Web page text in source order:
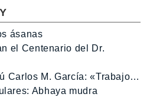
ásanas
el Centenario del Dr.
Carlos M. García: «Trabajo…
Abhaya mudra